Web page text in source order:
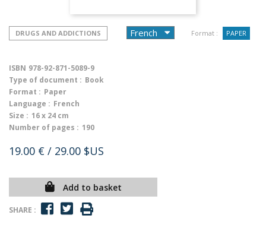
DRUGS AND ADDICTIONS Format : PAPER
ISBN 978-92-871-5089-9
Type of document : Book
Format : Paper
Language : French
Size : 16 x 24 cm
Number of pages : 190
19.00 € / 29.00 $US
Add to basket
SHARE :